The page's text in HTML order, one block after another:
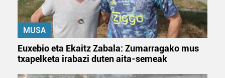
MUSA
Euxebio eta Ekaitz Zabala: Zumarragako mus
txapelketa irabazi duten aita-semeak